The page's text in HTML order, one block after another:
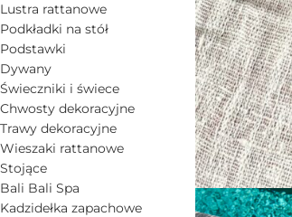
Lustra rattanowe
Podkładki na stół
Podstawki
Dywany
Świeczniki i świece
Chwosty dekoracyjne
Trawy dekoracyjne
Wieszaki rattanowe
Stojące
Bali Bali Spa
Kadzidełka zapachowe